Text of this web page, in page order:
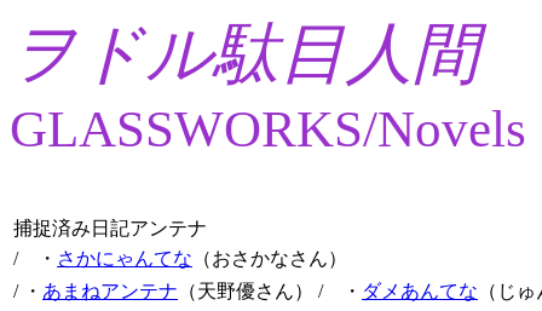
ヲドル駄目人間
GLASSWORKS/Novels
捕捉済み日記アンテナ
/ ・ さかにゃんてな （おさかなさん）
/ ・ あまねアンテナ （天野優さん） / ・ ダメあんてな （じ